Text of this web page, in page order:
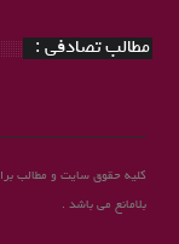
مطالب تصادفی :
کلیه حقوق سایت و مطالب
بلامانع می باشد .